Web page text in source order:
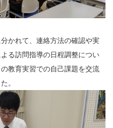
かれて、連絡方法の確認や実
る訪問指導の日程調整につい
教育実習での自己課題を交流
。